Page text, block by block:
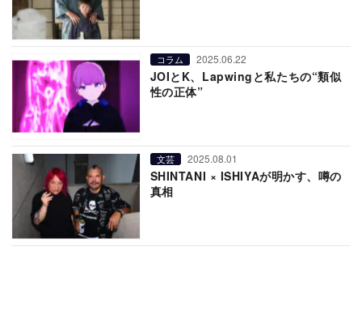
コラム 2025.06.22
JOIとK、Lapwingと私たちの“類似
性の正体”
文芸 2025.08.01
SHINTANI × ISHIYAが明かす、噂の
真相